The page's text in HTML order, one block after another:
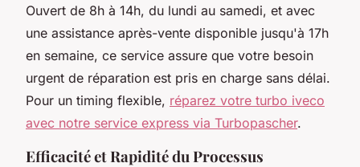
Ouvert de 8h à 14h, du lundi au samedi, et avec
une assistance après-vente disponible jusqu'à 17h
en semaine, ce service assure que votre besoin
urgent de réparation est pris en charge sans délai.
Pour un timing flexible, réparez votre turbo iveco
avec notre service express via Turbopascher.
Efficacité et Rapidité du Processus